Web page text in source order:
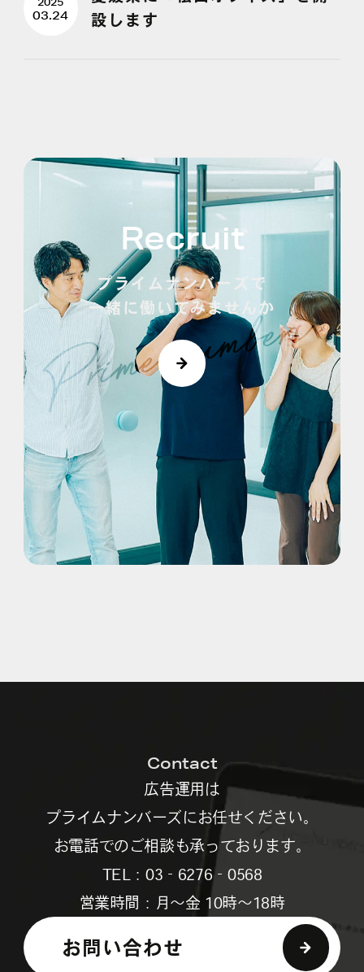
03.24
設します
Recruit
プライムナンバーズで
一緒に働いてみませんか
Contact
広告運用は
プライムナンバーズにお任せください。
お電話でのご相談も承っております。
TEL：03‐6276‐0568
営業時間：月～金 10時～18時
お問い合わせ